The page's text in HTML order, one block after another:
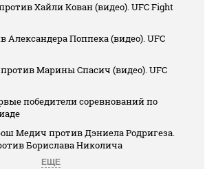
Хайли Кован (видео). UFC Fight
Александера Поппека (видео). UFC
Марины Спасич (видео). UFC
победители соревнований по
Медич против Дэниела Родригеза.
Борислава Николича
ЕЩЕ